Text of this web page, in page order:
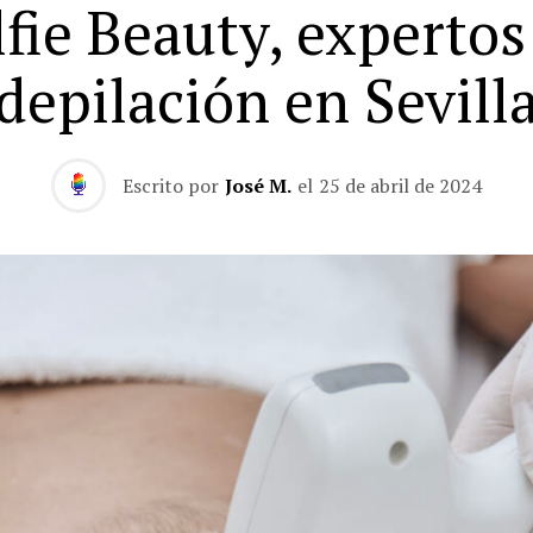
Beauty,
en
Escrito por José M. el 25 de abril de 2024